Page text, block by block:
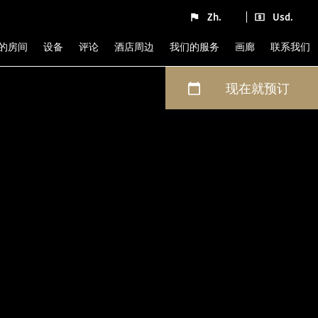
Zh. Usd.
的房间 设备 评论 酒店周边 我们的服务 画廊 联系我们
现在就预订